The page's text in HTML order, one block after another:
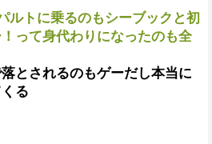
ルトに乗るのもシーブックと初
って身代わりになったのも全
とされるのもゲーだし本当に
る